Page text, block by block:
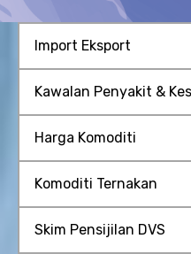
Import Eksport
Kawalan Penyakit &
Harga Komoditi
Komoditi Ternakan
Skim Pensijilan DVS